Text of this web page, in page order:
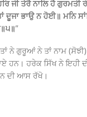
ਜੀ ਤੇਰੈ ਨਾਲਿ ਹੈ ਗੁਰਮਤੀ
ਦੂਜਾ ਭਾਉ ਨ ਹੋਈ॥ ਮਨਿ
”
ਨੇ ਗੁਰੂਆਂ ਨੇ ਤਾਂ ਨਾਮ
ਹਨ। ਹਰੇਕ ਸਿੱਖ ਨੇ ਇਹੀ
ਦੀ ਆਸ ਰੱਖੋ।